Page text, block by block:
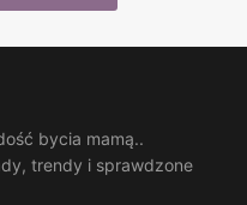
bycia mamą..
trendy i sprawdzone